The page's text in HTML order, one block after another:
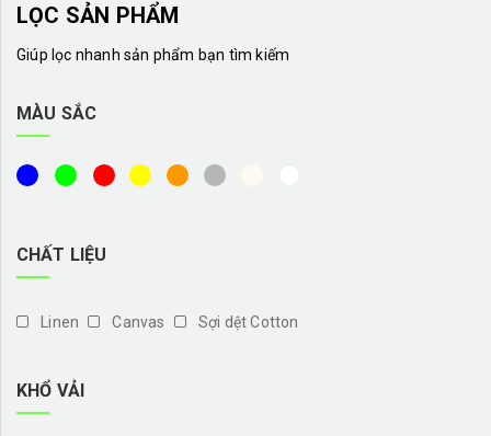
LỌC SẢN PHẨM
Giúp lọc nhanh sản phẩm bạn tìm kiếm
MÀU SẮC
CHẤT LIỆU
Linen Canvas Sợi dệt Cotton
KHỔ VẢI